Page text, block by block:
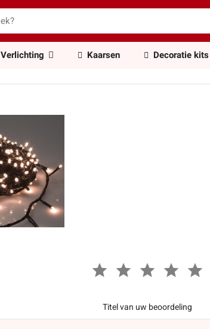
Verlichting Kaarsen Decoratie kits
Titel van uw beoordeling